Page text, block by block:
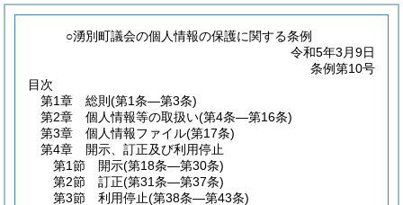
○湧別町議会の個人情報の保護に関する条例
令和5年3月9日
条例第10号
目次
第1章
総則 (第1条―第3条)
第2章
個人情報等の取扱い(第4条―第16条)
第3章
個人情報ファイル(第17条)
第4章
開示、訂正及び利用停止
第1節
開示(第18条―第30条)
第2節
訂正(第31条―第37条)
第3節
利用停止(第38条―第43条)